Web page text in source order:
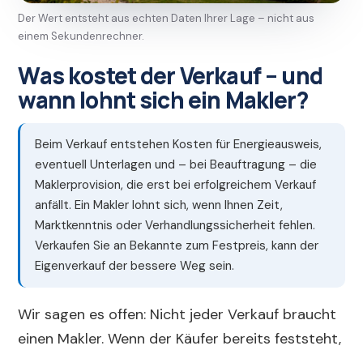
Der Wert entsteht aus echten Daten Ihrer Lage – nicht aus
einem Sekundenrechner.
Was kostet der Verkauf – und
wann lohnt sich ein Makler?
Beim Verkauf entstehen Kosten für Energieausweis,
eventuell Unterlagen und – bei Beauftragung – die
Maklerprovision, die erst bei erfolgreichem Verkauf
anfällt. Ein Makler lohnt sich, wenn Ihnen Zeit,
Marktkenntnis oder Verhandlungssicherheit fehlen.
Verkaufen Sie an Bekannte zum Festpreis, kann der
Eigenverkauf der bessere Weg sein.
Wir sagen es offen: Nicht jeder Verkauf braucht
einen Makler. Wenn der Käufer bereits feststeht,